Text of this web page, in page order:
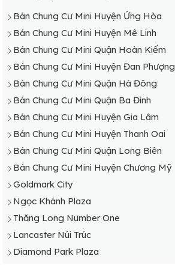
Bán Chung Cư Mini Huyện Phú Xuyên
Bán Chung Cư Mini Huyện Phúc Thọ
Bán Chung Cư Mini Huyện Quốc Oai
Bán Chung Cư Mini Huyện Sóc Sơn
Bán Chung Cư Mini Huyện Thạch Thất
Bán Chung Cư Mini Huyện Thanh Oai
Bán Chung Cư Mini Huyện Thanh Trì
Bán Chung Cư Mini Huyện Thường Tín
Bán Chung Cư Mini Huyện Ứng Hòa
Bán Chung Cư Mini Huyện Ứng Hòa
Bán Chung Cư Mini Huyện Mê Linh
Bán Chung Cư Mini Quận Hoàn Kiếm
Bán Chung Cư Mini Huyện Đan Phượng
Bán Chung Cư Mini Quận Hà Đông
Bán Chung Cư Mini Quận Ba Đình
Bán Chung Cư Mini Huyện Gia Lâm
Bán Chung Cư Mini Huyện Thanh Oai
Bán Chung Cư Mini Quận Long Biên
Bán Chung Cư Mini Huyện Chương Mỹ
Goldmark City
Ngọc Khánh Plaza
Thăng Long Number One
Lancaster Núi Trúc
Diamond Park Plaza